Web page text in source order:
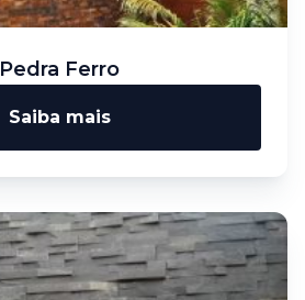
Pedra Ferro
Saiba mais